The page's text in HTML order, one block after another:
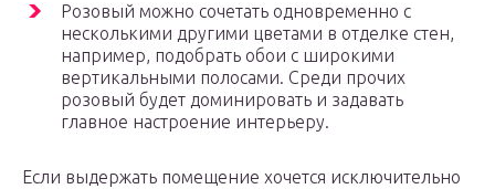
Розовый можно сочетать одновременно с
несколькими другими цветами в отделке стен,
например, подобрать обои с широкими
вертикальными полосами. Среди прочих
розовый будет доминировать и задавать
главное настроение интерьеру.
Если выдержать помещение хочется исключительно